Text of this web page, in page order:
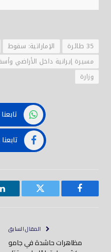
35 طائرة الإماراتية: سقوط
مسيرة إيرانية داخل الأراضي وأسفرت عن 3
وزارة
فيسبوك تويتر
المقال السابق
مظاهرات حاشدة في جامو